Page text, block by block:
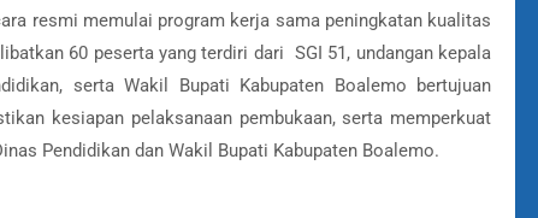
resmi memulai program kerja sama peningkatan kualitas
60 peserta yang terdiri dari SGI 51, undangan kepala
serta Wakil Bupati Kabupaten Boalemo bertujuan
kesiapan pelaksanaan pembukaan, serta memperkuat
Pendidikan dan Wakil Bupati Kabupaten Boalemo.